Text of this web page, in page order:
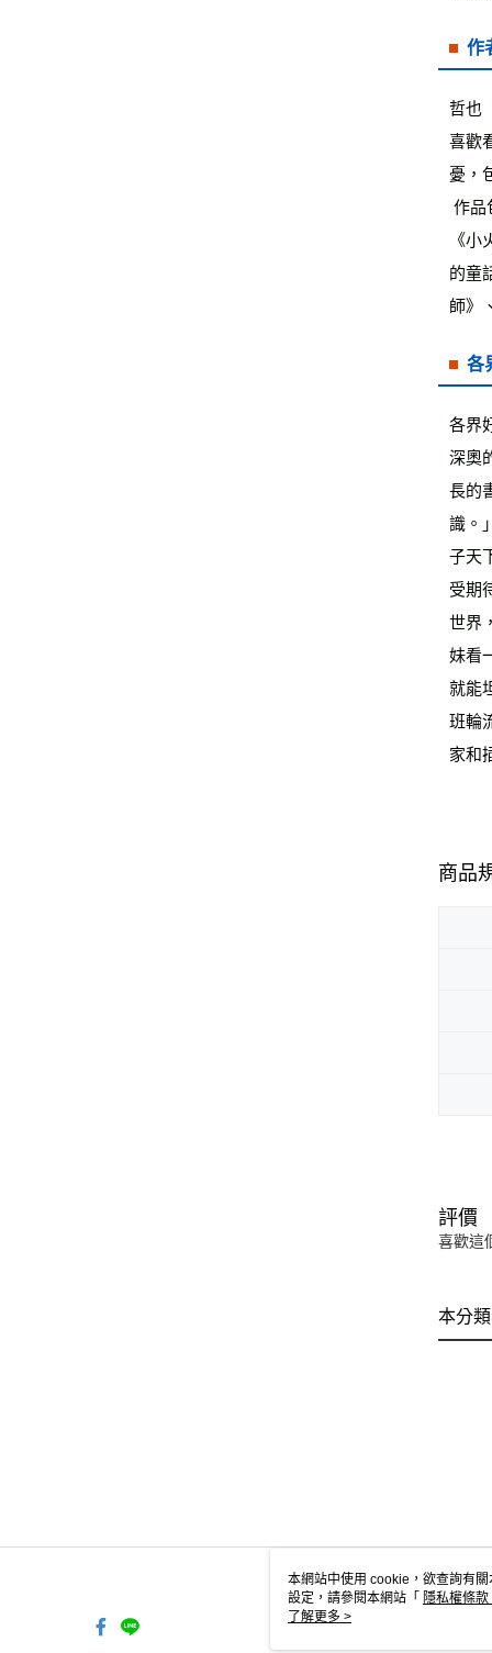
作
哲也
喜歡
憂，
作品包括：《小熊兄妹的點子屋1：點子屋新開張》、《小熊兄妹的點子屋2：不能說的三句話》、《火龍家庭故事集》、
《
的童
師》
各
各界
深奧
長的
識。
子天
受期
世界
妹看
就能
班輪
家和
商品
評價
喜歡這
本分
本網站中使用 cookie，欲查詢有
設定，請參閱本網站「 隱私權條款
使用 cookie。
了解更多 >